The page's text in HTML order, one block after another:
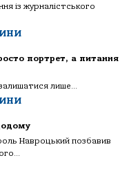
із журналістського
портрет, а питання
лише...
Навроцький позбавив